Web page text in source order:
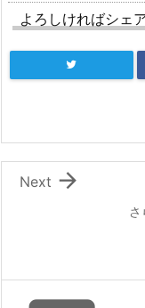
よろしければシェ

Next